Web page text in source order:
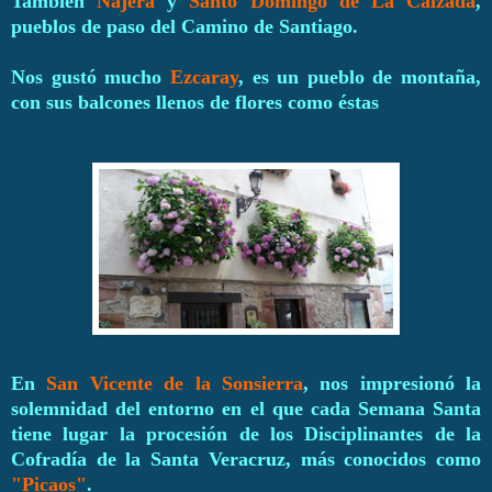
pueblos de paso del Camino de Santiago.
Nos gustó mucho Ezcaray, es un pueblo de montaña,
con sus balcones llenos de flores como éstas
En San Vicente de la Sonsierra, nos impresionó la
solemnidad del entorno en el que cada Semana Santa
tiene lugar la procesión de los Disciplinantes de la
Cofradía de la Santa Veracruz, más conocidos como
"Picaos".